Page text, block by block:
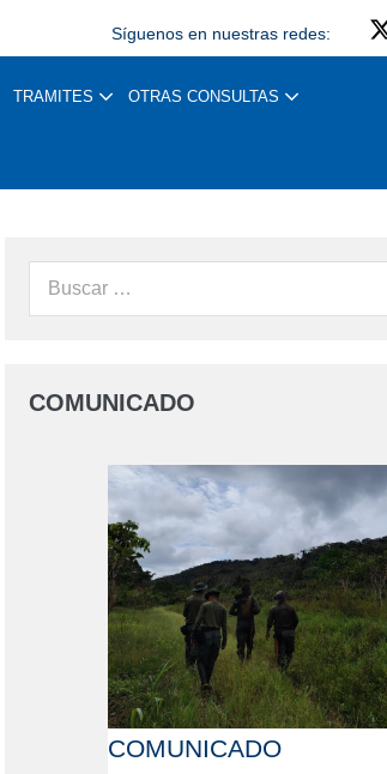
Síguenos en nuestras redes:
TRAMITES OTRAS CONSULTAS
COMUNICADO
COMUNICADO